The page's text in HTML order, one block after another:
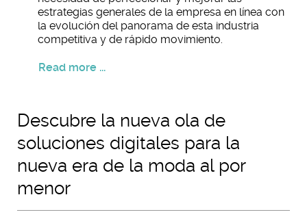
estrategias generales de la empresa en línea con
la evolución del panorama de esta industria
competitiva y de rápido movimiento.
Read more ...
Descubre la nueva ola de
soluciones digitales para la
nueva era de la moda al por
menor